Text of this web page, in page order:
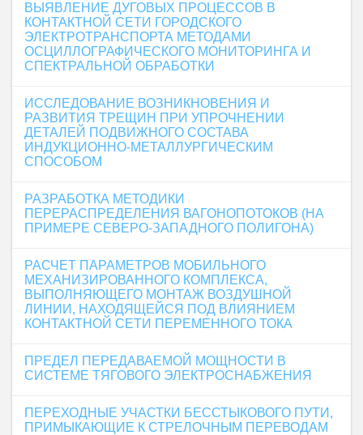
ВЫЯВЛЕНИЕ ДУГОВЫХ ПРОЦЕССОВ В
КОНТАКТНОЙ СЕТИ ГОРОДСКОГО
ЭЛЕКТРОТРАНСПОРТА МЕТОДАМИ
ОСЦИЛЛОГРАФИЧЕСКОГО МОНИТОРИНГА И
СПЕКТРАЛЬНОЙ ОБРАБОТКИ
ИССЛЕДОВАНИЕ ВОЗНИКНОВЕНИЯ И
РАЗВИТИЯ ТРЕЩИН ПРИ УПРОЧНЕНИИ
ДЕТАЛЕЙ ПОДВИЖНОГО СОСТАВА
ИНДУКЦИОННО-МЕТАЛЛУРГИЧЕСКИМ
СПОСОБОМ
РАЗРАБОТКА МЕТОДИКИ
ПЕРЕРАСПРЕДЕЛЕНИЯ ВАГОНОПОТОКОВ (НА
ПРИМЕРЕ СЕВЕРО-ЗАПАДНОГО ПОЛИГОНА)
РАСЧЕТ ПАРАМЕТРОВ МОБИЛЬНОГО
МЕХАНИЗИРОВАННОГО КОМПЛЕКСА,
ВЫПОЛНЯЮЩЕГО МОНТАЖ ВОЗДУШНОЙ
ЛИНИИ, НАХОДЯЩЕЙСЯ ПОД ВЛИЯНИЕМ
КОНТАКТНОЙ СЕТИ ПЕРЕМЕННОГО ТОКА
ПРЕДЕЛ ПЕРЕДАВАЕМОЙ МОЩНОСТИ В
СИСТЕМЕ ТЯГОВОГО ЭЛЕКТРОСНАБЖЕНИЯ
ПЕРЕХОДНЫЕ УЧАСТКИ БЕССТЫКОВОГО ПУТИ,
ПРИМЫКАЮЩИЕ К СТРЕЛОЧНЫМ ПЕРЕВОДАМ